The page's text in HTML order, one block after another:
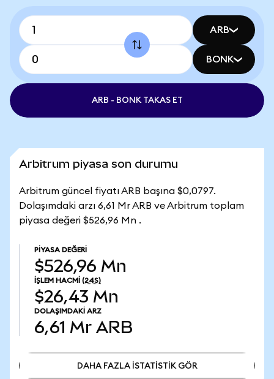
ARB
BONK
ARB - BONK TAKAS ET
Arbitrum piyasa son durumu
Arbitrum güncel fiyatı ARB başına $0,0797.
Dolaşımdaki arzı 6,61 Mr ARB ve Arbitrum toplam
piyasa değeri $526,96 Mn .
PIYASA DEĞERI
$526,96 Mn
İŞLEM HACMI (24S)
$26,43 Mn
DOLAŞIMDAKI ARZ
6,61 Mr ARB
DAHA FAZLA İSTATİSTİK GÖR